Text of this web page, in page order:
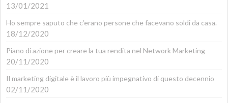
13/01/2021
Ho sempre saputo che c’erano persone che facevano soldi da casa.
18/12/2020
Piano di azione per creare la tua rendita nel Network Marketing
20/11/2020
Il marketing digitale è il lavoro più impegnativo di questo decennio
02/11/2020